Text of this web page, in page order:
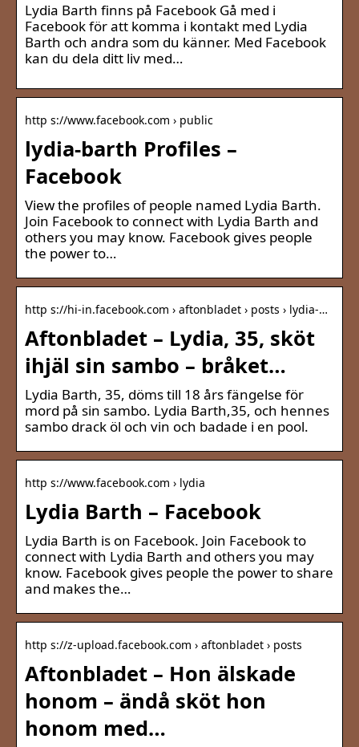
Lydia Barth finns på Facebook Gå med i
Facebook för att komma i kontakt med Lydia
Barth och andra som du känner. Med Facebook
kan du dela ditt liv med…
http s://www.facebook.com › public
lydia-barth Profiles –
Facebook
View the profiles of people named Lydia Barth.
Join Facebook to connect with Lydia Barth and
others you may know. Facebook gives people
the power to…
http s://hi-in.facebook.com › aftonbladet › posts › lydia-…
Aftonbladet – Lydia, 35, sköt
ihjäl sin sambo – bråket…
Lydia Barth, 35, döms till 18 års fängelse för
mord på sin sambo. Lydia Barth,35, och hennes
sambo drack öl och vin och badade i en pool.
http s://www.facebook.com › lydia
Lydia Barth – Facebook
Lydia Barth is on Facebook. Join Facebook to
connect with Lydia Barth and others you may
know. Facebook gives people the power to share
and makes the…
http s://z-upload.facebook.com › aftonbladet › posts
Aftonbladet – Hon älskade
honom – ändå sköt hon
honom med…